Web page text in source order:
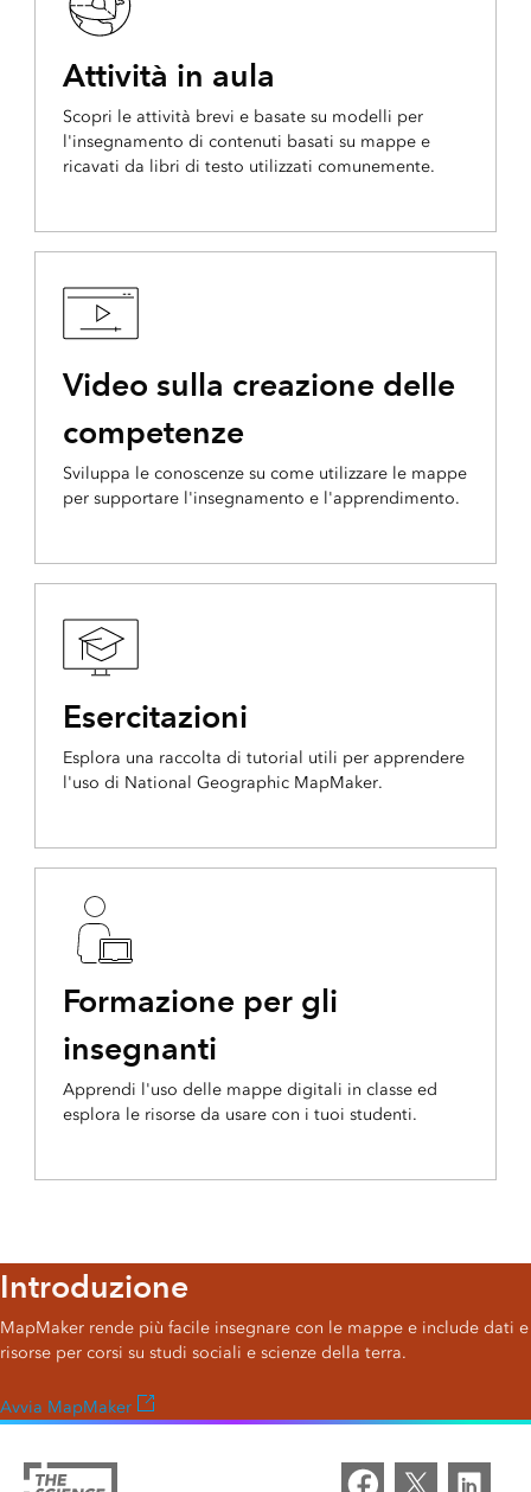
Attività in aula
Scopri le attività brevi e basate su modelli per
l'insegnamento di contenuti basati su mappe e
ricavati da libri di testo utilizzati comunemente.
Video sulla creazione delle
competenze
Sviluppa le conoscenze su come utilizzare le mappe
per supportare l'insegnamento e l'apprendimento.
Esercitazioni
Esplora una raccolta di tutorial utili per apprendere
l'uso di National Geographic MapMaker.
Formazione per gli
insegnanti
Apprendi l'uso delle mappe digitali in classe ed
esplora le risorse da usare con i tuoi studenti.
Introduzione
MapMaker rende più facile insegnare con le mappe e include dati e
risorse per corsi su studi sociali e scienze della terra.
Avvia MapMaker